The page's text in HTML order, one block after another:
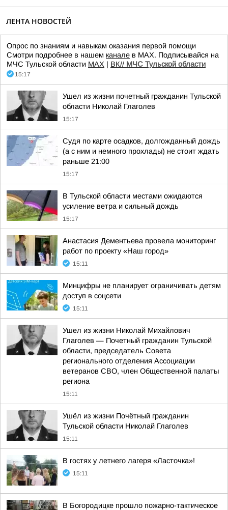
ЛЕНТА НОВОСТЕЙ
Опрос по знаниям и навыкам оказания первой помощи
Смотри подробнее в нашем канале в МАХ. Подписывайся на
МЧС Тульской области MAX | ВК// МЧС Тульской области
15:17
Ушел из жизни почетный гражданин Тульской
области Николай Глаголев
15:17
Судя по карте осадков, долгожданный дождь
(а с ним и немного прохлады) не стоит ждать
раньше 21:00
15:17
В Тульской области местами ожидаются
усиление ветра и сильный дождь
15:17
Анастасия Дементьева провела мониторинг
работ по проекту «Наш город»
15:11
Минцифры не планирует ограничивать детям
доступ в соцсети
15:11
Ушел из жизни Николай Михайлович
Глаголев — Почетный гражданин Тульской
области, председатель Совета
регионального отделения Ассоциации
ветеранов СВО, член Общественной палаты
региона
15:11
Ушёл из жизни Почётный гражданин
Тульской области Николай Глаголев
15:11
В гостях у летнего лагеря «Ласточка»!
15:11
В Богородицке прошло пожарно-тактическое